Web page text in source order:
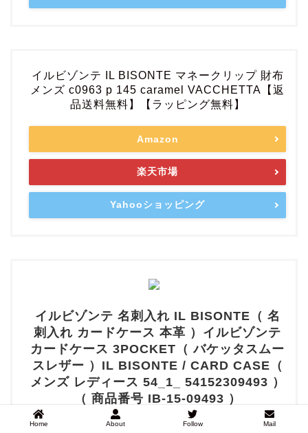
イルビゾンテ IL BISONTE マネークリップ 財布
メンズ c0963 p 145 caramel VACCHETTA【返
品送料無料】【ラッピング無料】
Amazon
楽天市場
Yahooショッピング
イルビゾンテ 名刺入れ IL BISONTE（ 名
刺入れ カードケース 本革 ）イルビゾンテ
カードケース 3POCKET（ バケッタスムー
スレザー ）IL BISONTE / CARD CASE（
メンズ レディース 54_1_ 54152309493 ）
（ 商品番号 IB-15-09493 ）
created by Rinker
Home About Follow Mail